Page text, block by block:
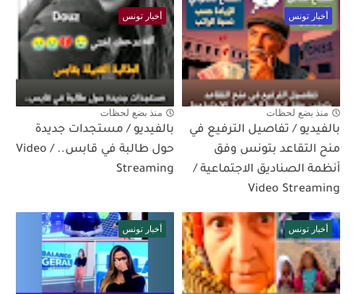
أخبار تونس
منذ بضع لحظات
بالفيديو / تفاصيل الترفيع في
منح التقاعد بتونس وفق
أنظمة الصناديق الاجتماعية /
Video Streaming
أخبار تونس
منذ بضع لحظات
بالفيديو / مستجدات جديدة
حول طالبة في قابس.. / Video
Streaming
أخبار تونس أخبار تونس